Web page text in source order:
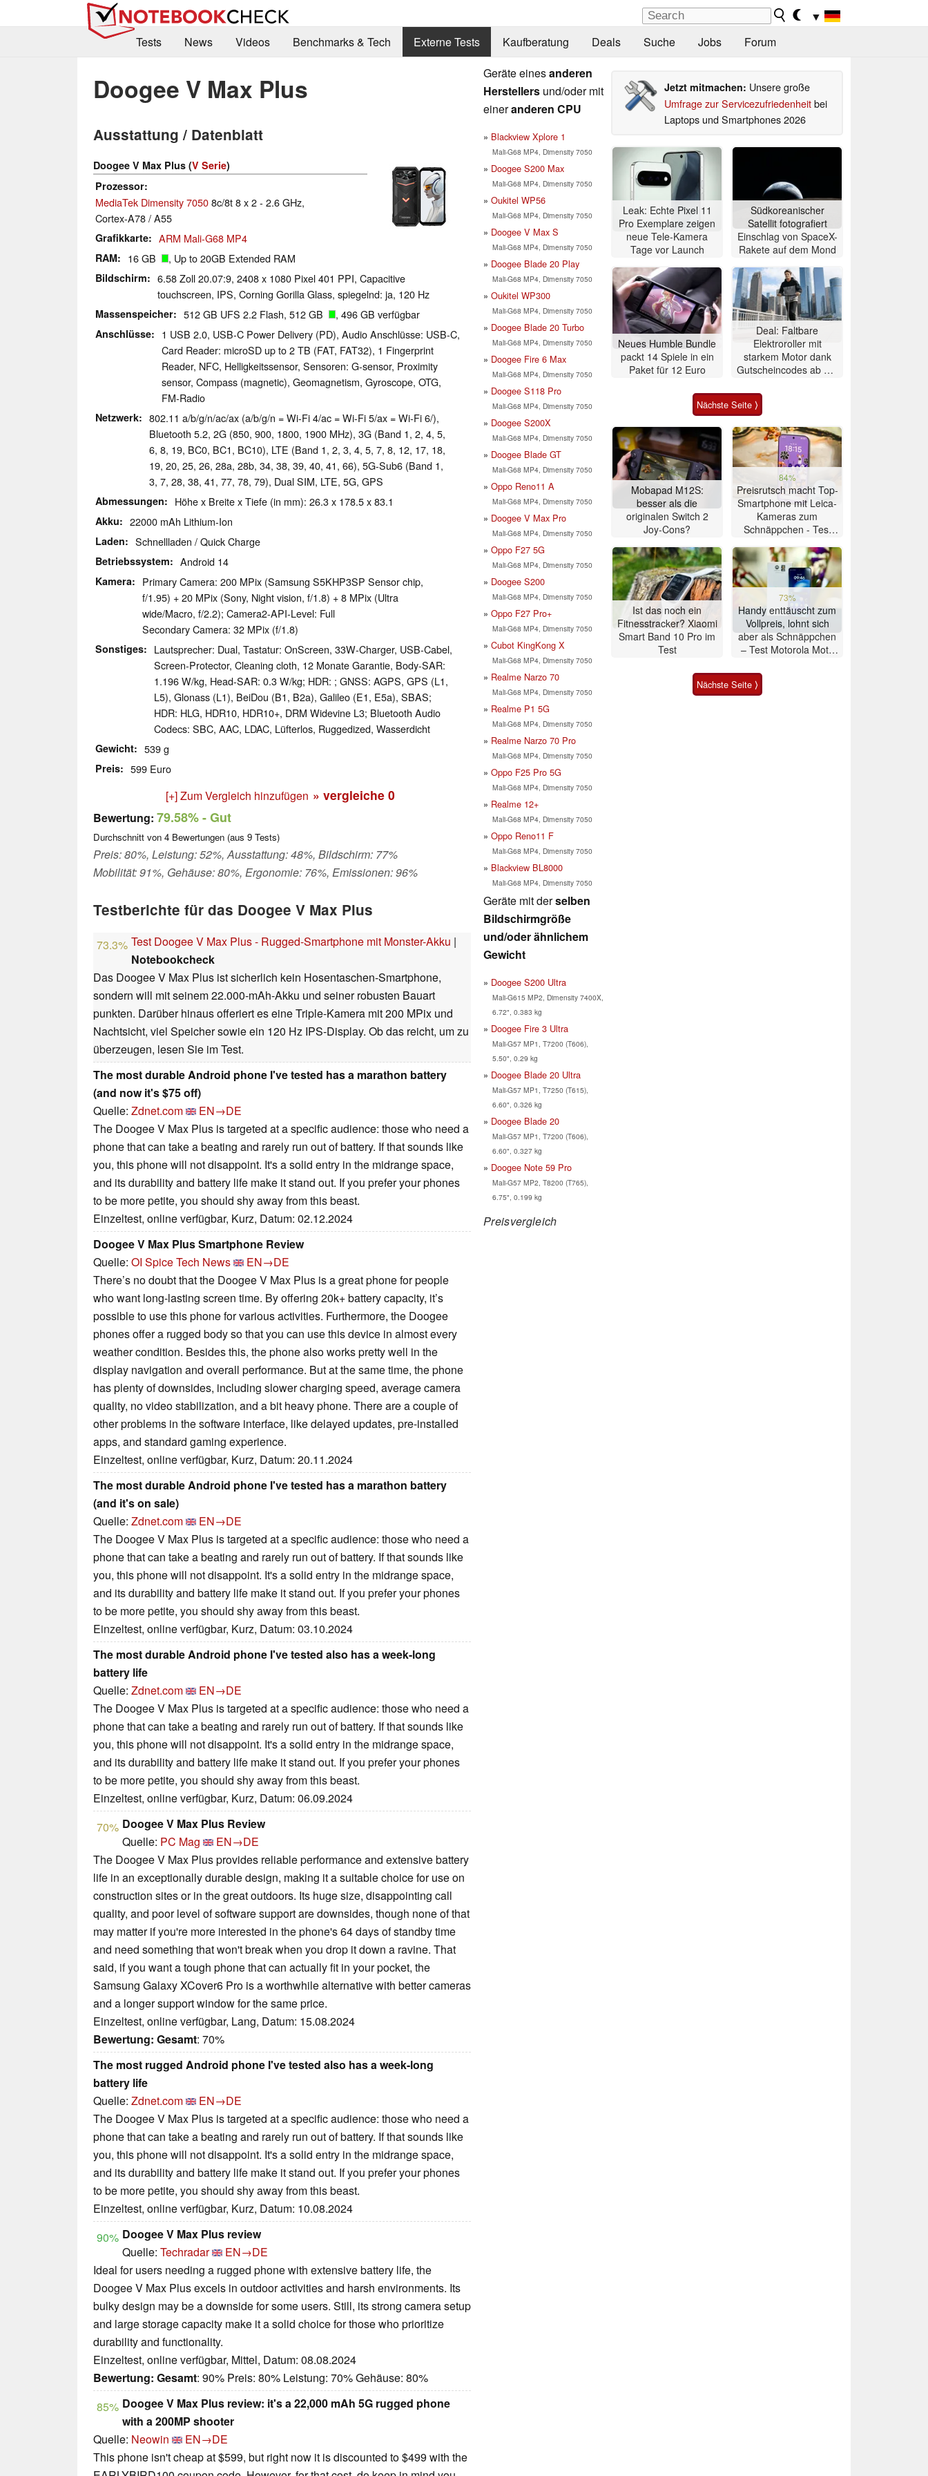
▼
Tests
News Videos Benchmarks & Tech Externe Tests Kaufberatung Deals Suche Jobs Forum
Doogee V Max Plus
Ausstattung / Datenblatt
Doogee V Max Plus (V Serie)
Prozessor
MediaTek Dimensity 70508c/8t 8 x 2 - 2.6 GHz,
Cortex-A78 / A55
Grafikkarte ARM Mali-G68 MP4
RAM 16 GB , Up to 20GB Extended RAM
Bildschirm
6.58 Zoll 20.07:9, 2408 x 1080 Pixel 401 PPI, Capacitive
touchscreen, IPS, Corning Gorilla Glass, spiegelnd: ja, 120 Hz
Massenspeicher 512 GB UFS 2.2 Flash, 512 GB , 496 GB verfügbar
Anschlüsse
1 USB 2.0, USB-C Power Delivery (PD), Audio Anschlüsse: USB-C,
Card Reader: microSD up to 2 TB (FAT, FAT32), 1 Fingerprint
Reader, NFC, Helligkeitssensor, Sensoren: G-sensor, Proximity
sensor, Compass (magnetic), Geomagnetism, Gyroscope, OTG,
FM-Radio
Netzwerk
802.11 a/b/g/n/ac/ax (a/b/g/n = Wi-Fi 4/ac = Wi-Fi 5/ax = Wi-Fi 6/),
Bluetooth 5.2, 2G (850, 900, 1800, 1900 MHz), 3G (Band 1, 2, 4, 5,
6, 8, 19, BC0, BC1, BC10), LTE (Band 1, 2, 3, 4, 5, 7, 8, 12, 17, 18,
19, 20, 25, 26, 28a, 28b, 34, 38, 39, 40, 41, 66), 5G-Sub6 (Band 1,
3, 7, 28, 38, 41, 77, 78, 79), Dual SIM, LTE, 5G, GPS
Abmessungen Höhe x Breite x Tiefe (in mm): 26.3 x 178.5 x 83.1
Akku 22000 mAh Lithium-Ion
Laden Schnellladen / Quick Charge
Betriebssystem Android 14
Kamera
Primary Camera: 200 MPix (Samsung S5KHP3SP Sensor chip,
f/1.95) + 20 MPix (Sony, Night vision, f/1.8) + 8 MPix (Ultra
wide/Macro, f/2.2); Camera2-API-Level: Full
Secondary Camera: 32 MPix (f/1.8)
Sonstiges
Lautsprecher: Dual, Tastatur: OnScreen, 33W-Charger, USB-Cabel,
Screen-Protector, Cleaning cloth, 12 Monate Garantie, Body-SAR:
1.196 W/kg, Head-SAR: 0.3 W/kg; HDR: ; GNSS: AGPS, GPS (L1,
L5), Glonass (L1), BeiDou (B1, B2a), Galileo (E1, E5a), SBAS;
HDR: HLG, HDR10, HDR10+, DRM Widevine L3; Bluetooth Audio
Codecs: SBC, AAC, LDAC, Lüfterlos, Ruggedized, Wasserdicht
Gewicht 539 g
Preis 599 Euro
[+] Zum Vergleich hinzufügen » vergleiche 0
Bewertung: 79.58%- Gut
Durchschnitt von 4 Bewertungen (aus 9 Tests)
Preis: 80%, Leistung: 52%, Ausstattung: 48%, Bildschirm: 77%
Mobilität: 91%, Gehäuse: 80%, Ergonomie: 76%, Emissionen: 96%
Testberichte für das Doogee V Max Plus
73.3% Test Doogee V Max Plus - Rugged-Smartphone mit Monster-Akku |
Notebookcheck
Das Doogee V Max Plus ist sicherlich kein Hosentaschen-Smartphone,
sondern will mit seinem 22.000-mAh-Akku und seiner robusten Bauart
punkten. Darüber hinaus offeriert es eine Triple-Kamera mit 200 MPix und
Nachtsicht, viel Speicher sowie ein 120 Hz IPS-Display. Ob das reicht, um zu
überzeugen, lesen Sie im Test.
The most durable Android phone I've tested has a marathon battery
(and now it's $75 off)
Quelle: Zdnet.com
EN→DE
The Doogee V Max Plus is targeted at a specific audience: those who need a
phone that can take a beating and rarely run out of battery. If that sounds like
you, this phone will not disappoint. It's a solid entry in the midrange space,
and its durability and battery life make it stand out. If you prefer your phones
to be more petite, you should shy away from this beast.
Einzeltest, online verfügbar, Kurz, Datum: 02.12.2024
Doogee V Max Plus Smartphone Review
Quelle: OI Spice Tech News
EN→DE
There’s no doubt that the Doogee V Max Plus is a great phone for people
who want long-lasting screen time. By offering 20k+ battery capacity, it’s
possible to use this phone for various activities. Furthermore, the Doogee
phones offer a rugged body so that you can use this device in almost every
weather condition. Besides this, the phone also works pretty well in the
display navigation and overall performance. But at the same time, the phone
has plenty of downsides, including slower charging speed, average camera
quality, no video stabilization, and a bit heavy phone. There are a couple of
other problems in the software interface, like delayed updates, pre-installed
apps, and standard gaming experience.
Einzeltest, online verfügbar, Kurz, Datum: 20.11.2024
The most durable Android phone I've tested has a marathon battery
(and it's on sale)
Quelle: Zdnet.com
EN→DE
The Doogee V Max Plus is targeted at a specific audience: those who need a
phone that can take a beating and rarely run out of battery. If that sounds like
you, this phone will not disappoint. It's a solid entry in the midrange space,
and its durability and battery life make it stand out. If you prefer your phones
to be more petite, you should shy away from this beast.
Einzeltest, online verfügbar, Kurz, Datum: 03.10.2024
The most durable Android phone I've tested also has a week-long
battery life
Quelle: Zdnet.com
EN→DE
The Doogee V Max Plus is targeted at a specific audience: those who need a
phone that can take a beating and rarely run out of battery. If that sounds like
you, this phone will not disappoint. It's a solid entry in the midrange space,
and its durability and battery life make it stand out. If you prefer your phones
to be more petite, you should shy away from this beast.
Einzeltest, online verfügbar, Kurz, Datum: 06.09.2024
70% Doogee V Max Plus Review
Quelle: PC Mag
EN→DE
The Doogee V Max Plus provides reliable performance and extensive battery
life in an exceptionally durable design, making it a suitable choice for use on
construction sites or in the great outdoors. Its huge size, disappointing call
quality, and poor level of software support are downsides, though none of that
may matter if you're more interested in the phone's 64 days of standby time
and need something that won't break when you drop it down a ravine. That
said, if you want a tough phone that can actually fit in your pocket, the
Samsung Galaxy XCover6 Pro is a worthwhile alternative with better cameras
and a longer support window for the same price.
Einzeltest, online verfügbar, Lang, Datum: 15.08.2024
Bewertung: Gesamt: 70%
The most rugged Android phone I've tested also has a week-long
battery life
Quelle: Zdnet.com
EN→DE
The Doogee V Max Plus is targeted at a specific audience: those who need a
phone that can take a beating and rarely run out of battery. If that sounds like
you, this phone will not disappoint. It's a solid entry in the midrange space,
and its durability and battery life make it stand out. If you prefer your phones
to be more petite, you should shy away from this beast.
Einzeltest, online verfügbar, Kurz, Datum: 10.08.2024
90% Doogee V Max Plus review
Quelle: Techradar
EN→DE
Ideal for users needing a rugged phone with extensive battery life, the
Doogee V Max Plus excels in outdoor activities and harsh environments. Its
bulky design may be a downside for some users. Still, its strong camera setup
and large storage capacity make it a solid choice for those who prioritize
durability and functionality.
Einzeltest, online verfügbar, Mittel, Datum: 08.08.2024
Bewertung: Gesamt: 90% Preis: 80% Leistung: 70% Gehäuse: 80%
85% Doogee V Max Plus review: it's a 22,000 mAh 5G rugged phone
with a 200MP shooter
Quelle: Neowin
EN→DE
This phone isn't cheap at $599, but right now it is discounted to $499 with the
Geräte einesanderen
Herstellers und/oder mit
eineranderen CPU
Blackview Xplore 1
Mali-G68 MP4, Dimensity 7050
Doogee S200 Max
Mali-G68 MP4, Dimensity 7050
Oukitel WP56
Mali-G68 MP4, Dimensity 7050
Doogee V Max S
Mali-G68 MP4, Dimensity 7050
Doogee Blade 20 Play
Mali-G68 MP4, Dimensity 7050
Oukitel WP300
Mali-G68 MP4, Dimensity 7050
Doogee Blade 20 Turbo
Mali-G68 MP4, Dimensity 7050
Doogee Fire 6 Max
Mali-G68 MP4, Dimensity 7050
Doogee S118 Pro
Mali-G68 MP4, Dimensity 7050
Doogee S200X
Mali-G68 MP4, Dimensity 7050
Doogee Blade GT
Mali-G68 MP4, Dimensity 7050
Oppo Reno11 A
Mali-G68 MP4, Dimensity 7050
Doogee V Max Pro
Mali-G68 MP4, Dimensity 7050
Oppo F27 5G
Mali-G68 MP4, Dimensity 7050
Doogee S200
Mali-G68 MP4, Dimensity 7050
Oppo F27 Pro+
Mali-G68 MP4, Dimensity 7050
Cubot KingKong X
Mali-G68 MP4, Dimensity 7050
Realme Narzo 70
Mali-G68 MP4, Dimensity 7050
Realme P1 5G
Mali-G68 MP4, Dimensity 7050
Realme Narzo 70 Pro
Mali-G68 MP4, Dimensity 7050
Oppo F25 Pro 5G
Mali-G68 MP4, Dimensity 7050
Realme 12+
Mali-G68 MP4, Dimensity 7050
Oppo Reno11 F
Mali-G68 MP4, Dimensity 7050
Blackview BL8000
Mali-G68 MP4, Dimensity 7050
Geräte mit derselben
Bildschirmgröße
und/oder ähnlichem
Gewicht
Doogee S200 Ultra
Mali-G615 MP2, Dimensity 7400X,
6.72", 0.383 kg
Doogee Fire 3 Ultra
Mali-G57 MP1, T7200 (T606),
5.50", 0.29 kg
Doogee Blade 20 Ultra
Mali-G57 MP1, T7250 (T615),
6.60", 0.326 kg
Doogee Blade 20
Mali-G57 MP1, T7200 (T606),
6.60", 0.327 kg
Doogee Note 59 Pro
Mali-G57 MP2, T8200 (T765),
6.75", 0.199 kg
Preisvergleich
Jetzt mitmachen: Unsere große
Umfrage zur Servicezufriedenheitbei
Laptops und Smartphones 2026
Leak: Echte Pixel 11
Pro Exemplare zeigen
neue Tele-Kamera
Tage vor Launch
Südkoreanischer
Satellit fotografiert
Einschlag von SpaceX-
Rakete auf dem Mond
Neues Humble Bundle
packt 14 Spiele in ein
Paket für 12 Euro
Deal: Faltbare
Elektroroller mit
starkem Motor dank
Gutscheincodes ab nur
Nächste Seite ⟩
Mobapad M12S:
besser als die
originalen Switch 2
Joy-Cons?
84%
Preisrutsch macht Top-
Smartphone mit Leica-
Kameras zum
Schnäppchen - Test
Ist das noch ein
Fitnesstracker? Xiaomi
Smart Band 10 Pro im
Test
73%
Handy enttäuscht zum
Vollpreis, lohnt sich
aber als Schnäppchen
– Test Motorola Moto
Nächste Seite ⟩